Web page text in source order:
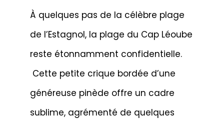
À quelques pas de la célèbre plage
de l’Estagnol, la plage du Cap Léoube
reste étonnamment confidentielle.
Cette petite crique bordée d’une
généreuse pinède offre un cadre
sublime, agrémenté de quelques